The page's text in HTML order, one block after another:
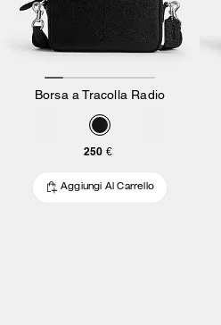
Borsa a Tracolla Radio
250 €
Aggiungi Al Carrello